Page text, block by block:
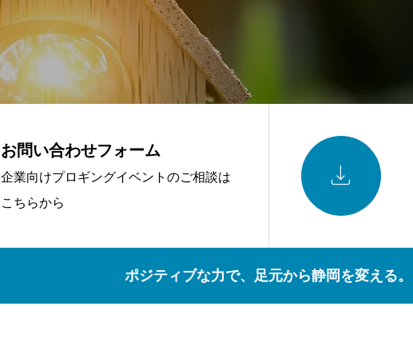
お問い合わせフォーム
企業向けプロギングイベントのご相談は
こちらから

ポジティブな力で、足元から静岡を変える。